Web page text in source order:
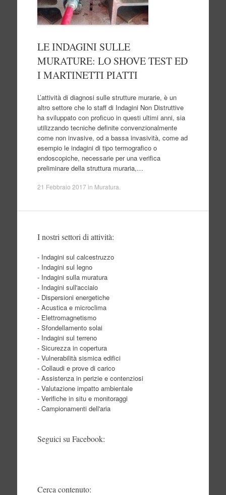
LE INDAGINI SULLE
MURATURE: LO SHOVE TEST ED
I MARTINETTI PIATTI
L’attività di diagnosi sulle strutture murarie, è un
altro settore che lo staff di Indagini Non Distruttive
ha sviluppato con proficuo in questi ultimi anni, sia
utilizzando tecniche definite convenzionalmente
come non invasive, od a bassa invasività, come ad
esempio le indagini di tipo termografico o
endoscopiche, necessarie per una verifica
preliminare della struttura muraria,…
21 Febbraio 2017 in Muratura
I nostri settori di attività:
- Indagini sul calcestruzzo
- Indagini sul legno
- Indagini sulla muratura
- Indagini sull'acciaio
- Dispersioni energetiche
- Acustica e microclima
- Elettromagnetismo
- Sfondellamento solai
- Indagini sul terreno
- Sicurezza in copertura
- Vulnerabilità sismica edifici
- Collaudi e prove di carico
- Assistenza in perizie e contenziosi
- Valutazione impatto ambientale
- Verifiche in situ e monitoraggi
- Campionamenti dell'aria
Seguici su Facebook:
Cerca contenuto: